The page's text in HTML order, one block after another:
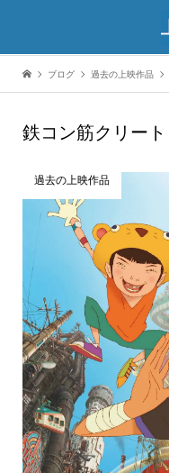
ブログ 過去の上映作品
鉄コン筋クリート
過去の上映作品